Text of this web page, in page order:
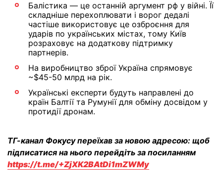
Балістика — це останній аргумент рф у війні. Її
складніше перехоплювати і ворог дедалі
частіше використовує це озброєння для
ударів по українських містах, тому Київ
розраховує на додаткову підтримку
партнерів.
На виробництво зброї Україна спрямовує
~$45-50 млрд на рік.
Українські експерти будуть направлені до
країн Балтії та Румунії для обміну досвідом у
протидії дронам.
ТГ-канал Фокусу переїхав за новою адресою: щоб
підписатися на нього перейдіть за посиланням
https://t.me/+ZjXK2BAtDi1mZWMy